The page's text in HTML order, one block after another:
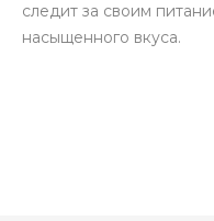
следит за своим
насыщенного вкуса.